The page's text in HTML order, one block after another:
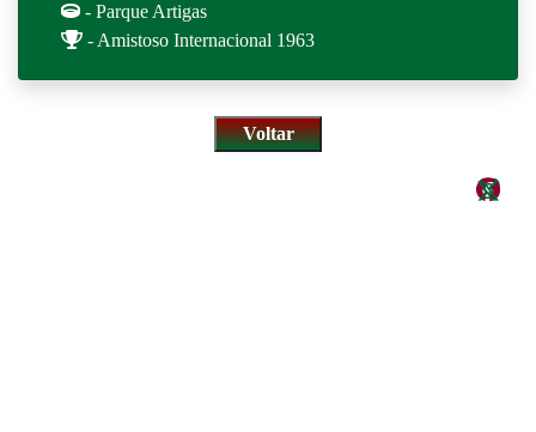
- Parque Artigas
- Amistoso Internacional 1963